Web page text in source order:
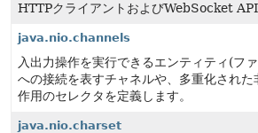
HTTPクライアントおよびWebSocket API
java.nio.channels
入出力操作を実行できるエンティティ(フ
への接続を表すチャネルや、多重化され
作用のセレクタを定義します。
java.nio.charset